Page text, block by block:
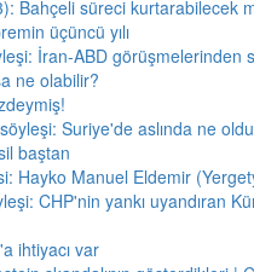
Bahçeli süreci kurtarabilecek
üçüncü yılı
İran-ABD görüşmelerinden
ne olabilir?
Suriye'de aslında ne
baştan
Hayko Manuel Eldemir
CHP'nin yankı uyandıran
ihtiyacı var